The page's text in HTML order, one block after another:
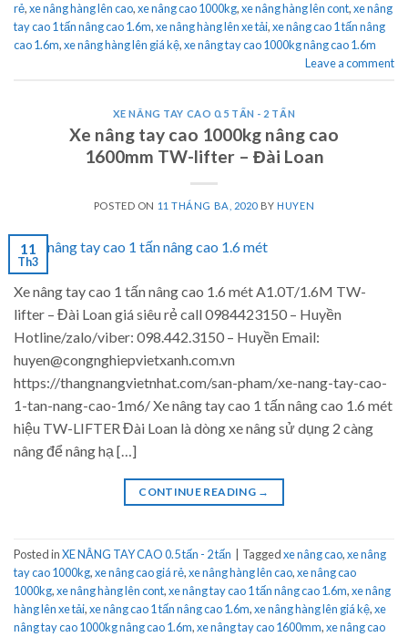
rẻ,xe nâng hàng lên cao,xe nâng cao 1000kg,xe nâng hàng lên cont,xe nâng
tay cao 1 tấn nâng cao 1.6m,xe nâng hàng lên xe tải,xe nâng cao 1 tấn nâng
cao 1.6m,xe nâng hàng lên giá kệ,xe nâng tay cao 1000kg nâng cao 1.6m
Leave a comment
XE NÂNG TAY CAO 0.5 TẤN - 2 TẤN
Xe nâng tay cao 1000kg nâng cao
1600mm TW-lifter – Đài Loan
POSTED ON 11 THÁNG BA, 2020 BYHUYEN
11
Th3
Xe nâng tay cao 1 tấn nâng cao 1.6 mét A1.0T/1.6M TW-
lifter – Đài Loan giá siêu rẻ call 0984423150 – Huyền
Hotline/zalo/viber: 098.442.3150 – Huyền Email:
huyen@congnghiepvietxanh.com.vn
https://thangnangvietnhat.com/san-pham/xe-nang-tay-cao-
1-tan-nang-cao-1m6/ Xe nâng tay cao 1 tấn nâng cao 1.6 mét
hiệu TW-LIFTER Đài Loan là dòng xe nâng sử dụng 2 càng
nâng để nâng hạ […]
CONTINUE READING →
Posted inXE NÂNG TAY CAO 0.5 tấn - 2 tấn Taggedxe nâng cao,xe nâng
tay cao 1000kg,xe nâng cao giá rẻ,xe nâng hàng lên cao,xe nâng cao
1000kg,xe nâng hàng lên cont,xe nâng tay cao 1 tấn nâng cao 1.6m,xe nâng
hàng lên xe tải,xe nâng cao 1 tấn nâng cao 1.6m,xe nâng hàng lên giá kệ,xe
nâng tay cao 1000kg nâng cao 1.6m,xe nâng tay cao 1600mm,xe nâng cao